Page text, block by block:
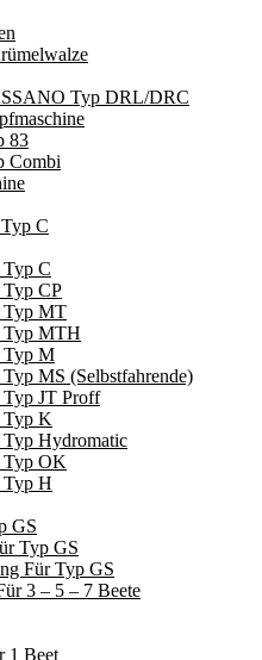
Typ DRL/DRC
83
Combi
C
Typ C
Typ CP
Typ MT
Typ MTH
Typ M
MS (Selbstfahrende)
Typ JT Proff
Typ K
Typ Hydromatic
Typ OK
Typ H
GS
Typ GS
Für Typ GS
3 – 5 – 7 Beete
1 Beet